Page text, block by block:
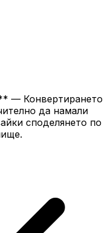
— Конвертирането
да намали
споделянето по